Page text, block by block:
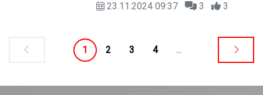
odcinku Kędzierzyn-Koźle-
rzece Osobłodze. Obiekt ten,
powodzi, zostanie odbudowany w
ramach kompleksowej inwestycji,
której celem jest przywrócenie pełnej
23.11.2024 09:37 3 3
1 2 3 4 ...